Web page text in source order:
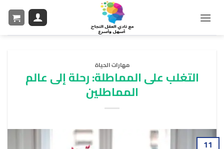
مهارات الحياة
التغلب على المماطلة: رحلة إلى عالم
المماطلين
11